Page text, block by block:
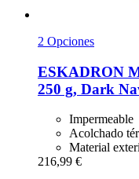
2 Opciones
ESKADRON
250 g, Dark
Impermeable
Acolchado
Material
216,99 €